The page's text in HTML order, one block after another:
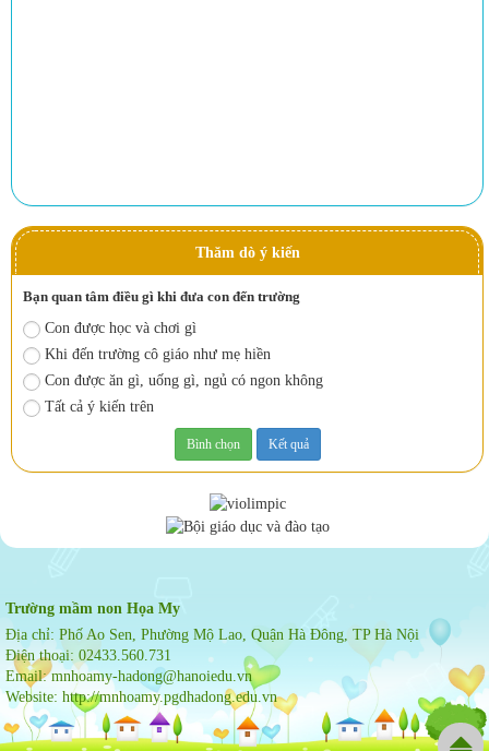
Thăm dò ý kiến
Bạn quan tâm điều gì khi đưa con đến trường
Con được học và chơi gì
Khi đến trường cô giáo như mẹ hiền
Con được ăn gì, uống gì, ngủ có ngon không
Tất cả ý kiến trên
Trường mầm non Họa My
Địa chỉ: Phố Ao Sen, Phường Mộ Lao, Quận Hà Đông, TP Hà Nội
Điện thoại: 02433.560.731
Email:mnhoamy-hadong@hanoiedu.vn
Website: http://mnhoamy.pgdhadong.edu.vn